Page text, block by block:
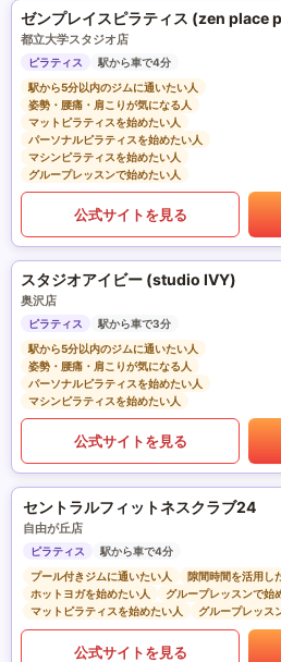
ゼンプレイスピラティス (zen place
都立大学スタジオ店
ピラティス
駅から車で4分
駅から5分以内のジムに通いたい人
姿勢・腰痛・肩こりが気になる人
マットピラティスを始めたい人
パーソナルピラティスを始めたい人
マシンピラティスを始めたい人
グループレッスンで始めたい人
公式サイトを見る
スタジオアイビー (studio IVY)
奥沢店
ピラティス
駅から車で3分
駅から5分以内のジムに通いたい人
姿勢・腰痛・肩こりが気になる人
パーソナルピラティスを始めたい人
マシンピラティスを始めたい人
公式サイトを見る
セントラルフィットネスクラブ24
自由が丘店
ピラティス
駅から車で4分
プール付きジムに通いたい人
隙間時間を活用し
ホットヨガを始めたい人
グループレッスンで始
マットピラティスを始めたい人
グループレッス
公式サイトを見る